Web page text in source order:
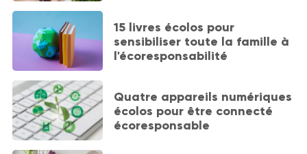
15 livres écolos pour
sensibiliser toute la famille à
l'écoresponsabilité
Quatre appareils numériques
écolos pour être connecté
écoresponsable